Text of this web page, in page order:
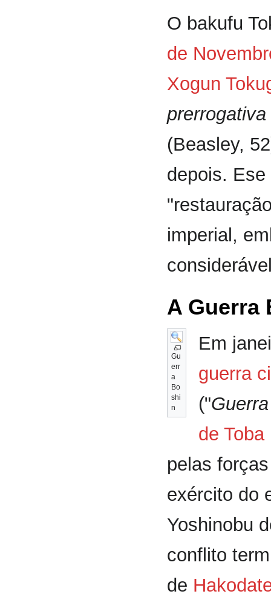
O bakufu
de
Xogun
(Beasley,
depois.
imperial,
A Guerra
Gu
err
a
Bo
shi
n
Em
guerra
("
de
pelas
exército do
Yoshinobu
conflito
de